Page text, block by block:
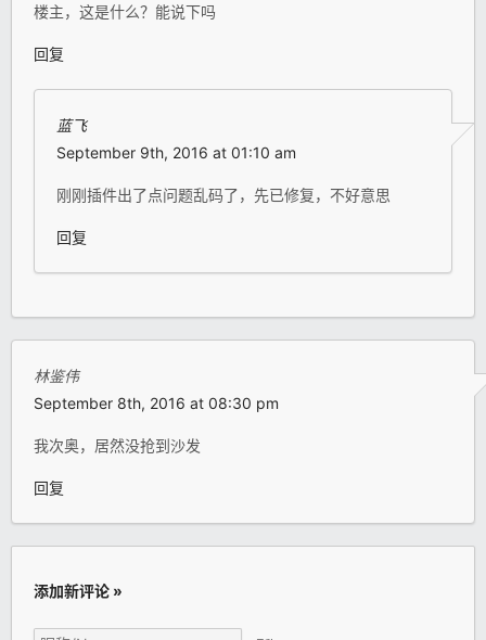
楼主，这是什么？能说下吗
回复
蓝飞
September 9th, 2016 at 01:10 am
刚刚插件出了点问题乱码了，先已修复，不好意思
回复
林鉴伟
September 8th, 2016 at 08:30 pm
我次奥，居然没抢到沙发
回复
添加新评论 »